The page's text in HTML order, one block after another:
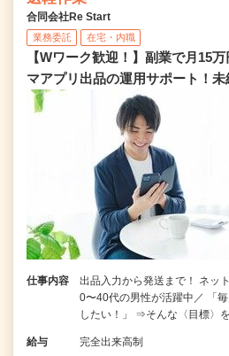
合同会社Re Start
業務委託 在宅・内職
【Wワーク歓迎！】副業で月15
マアプリ出品の運用サポート！
仕事内容
出品入力から発送まで！ ネッ
0〜40代の男性が活躍中／ 「
したい！」 ⇒そんな〈目標〉
給与 完全出来高制